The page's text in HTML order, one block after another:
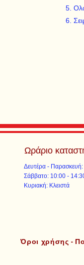
Ωράριο
Δευτέρα -
​​Σάββατο: 10:00 -
​Κυριακή: Κλειστά
Όροι χρήσης -